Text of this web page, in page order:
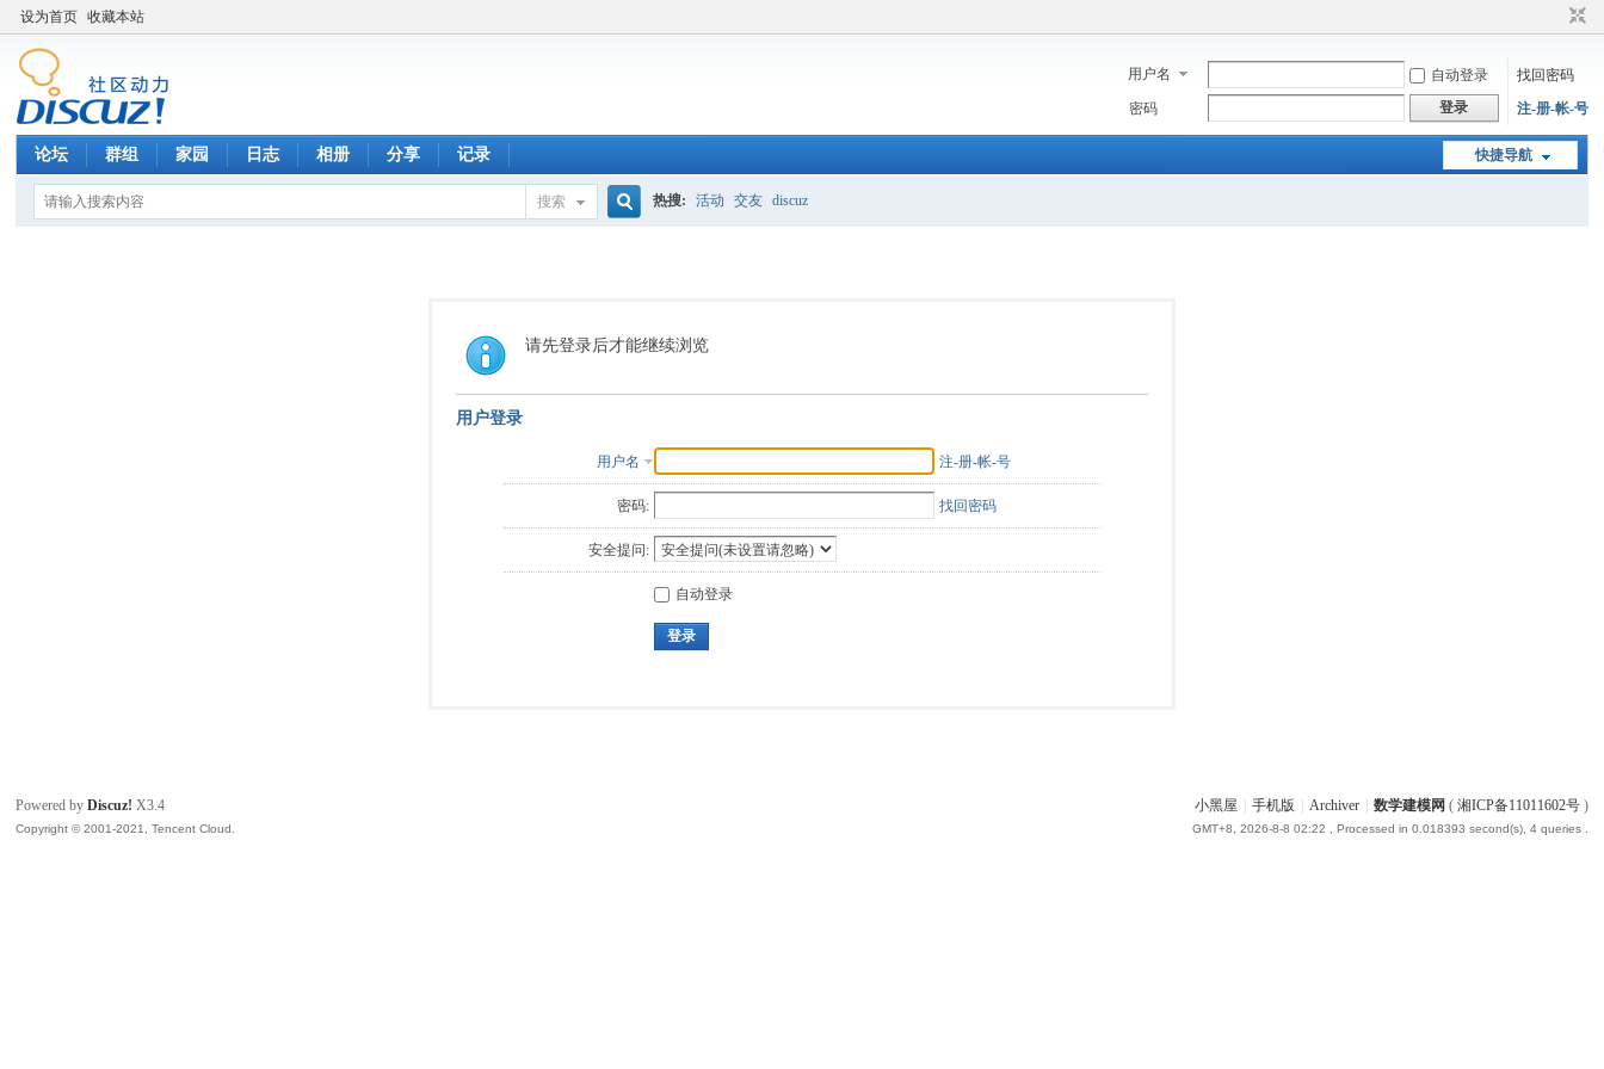
设为首页 收藏本站
用户名 自动登录
找回密码
密码
登录 注-册-帐-号
快捷导航
论坛 群组 家园 日志 相册 分享 记录
搜索
索
热搜: 活动 交友 discuz
请先登录后才能继续浏览
用户登录
用户名 注-册-帐-号
密码: 找回密码
安全提问:
自动登录
登录
小黑屋 手机版 Archiver 数学建模网 ( 湘ICP备11011602号)
GMT+8, 2026-8-8 02:22 , Processed in 0.018393 second(s), 4 queries .
Powered byDiscuz! X3.4
Copyright © 2001-2021, Tencent Cloud.